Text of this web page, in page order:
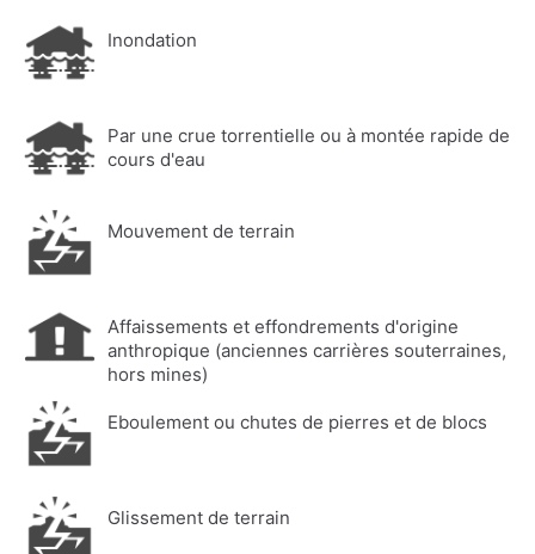
Inondation
Par une crue torrentielle ou à montée rapide de
cours d'eau
Mouvement de terrain
Affaissements et effondrements d'origine
anthropique (anciennes carrières souterraines,
hors mines)
Eboulement ou chutes de pierres et de blocs
Glissement de terrain